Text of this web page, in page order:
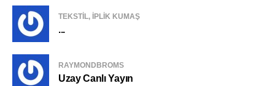
TEKSTIL, IPLIK KUMAŞ
...
RAYMONDBROMS
Uzay Canlı Yayın